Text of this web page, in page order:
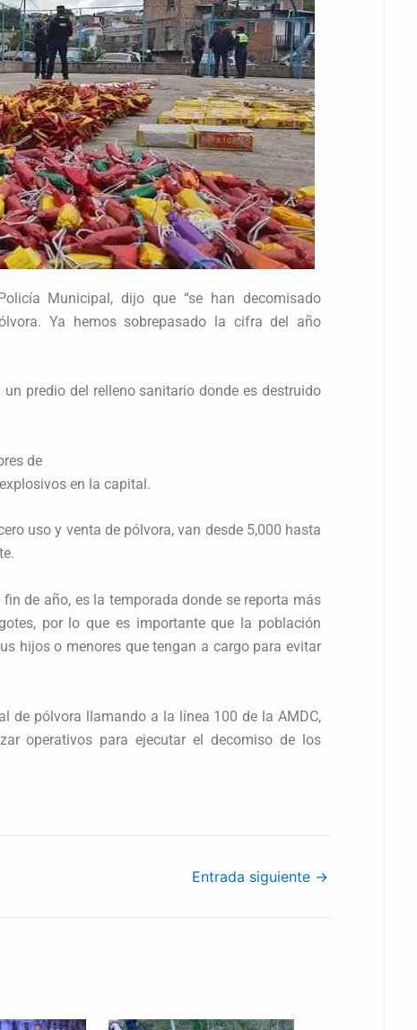
Municipal, dijo que “se han decomisado
Ya hemos sobrepasado la cifra del año
predio del relleno sanitario donde es destruido
de
en la capital.
uso y venta de pólvora, van desde 5,000 hasta
de año, es la temporada donde se reporta más
por lo que es importante que la población
hijos o menores que tengan a cargo para evitar
de pólvora llamando a la línea 100 de la AMDC,
operativos para ejecutar el decomiso de los
Entrada siguiente →